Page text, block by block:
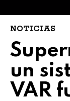
NOTICIAS
un
VAR